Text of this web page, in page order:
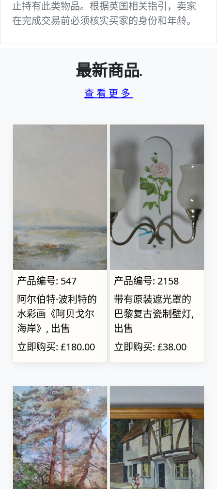
止持有此类物品。根据英国相关指引，卖家
在完成交易前必须核实买家的身份和年龄。
最新商品.
查看更多
产品编号: 547
阿尔伯特·波利特的
水彩画《阿贝戈尔
海岸》, 出售
立即购买: £180.00
产品编号: 2158
带有原装遮光罩的
巴黎复古瓷制壁灯,
出售
立即购买: £38.00